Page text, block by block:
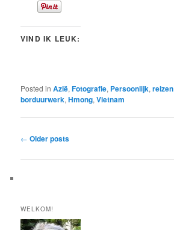
VIND IK LEUK:
Posted in Azië,Fotografie, Persoonlijk,reizen
borduurwerk,Hmong,Vietnam
Post
← Older posts
WELKOM!